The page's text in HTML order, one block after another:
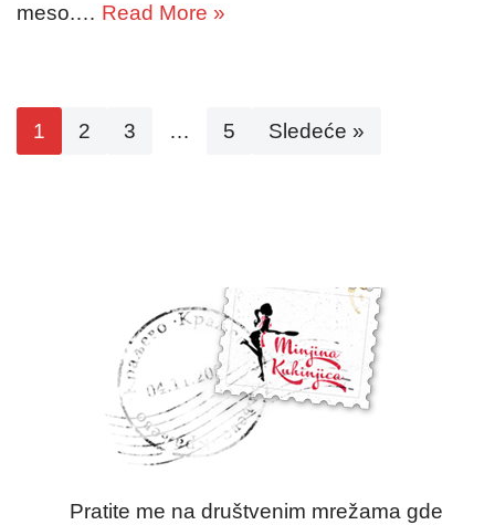
meso.… Read More »
1 2 3 … 5 Sledeće »
Pratite me na društvenim mrežama gde